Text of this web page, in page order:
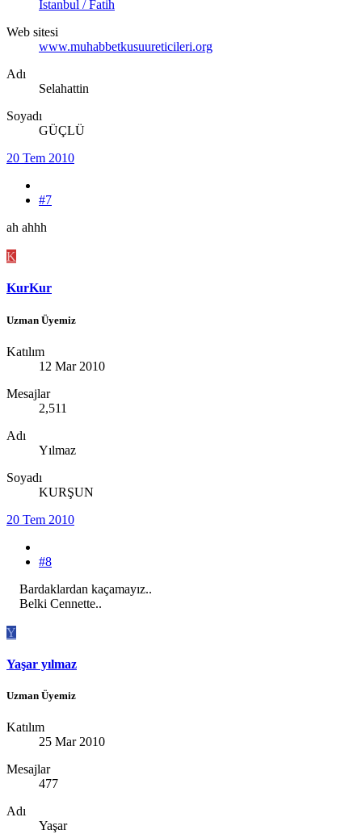
İstanbul / Fatih
Web sitesi
www.muhabbetkusuureticileri.org
Adı
Selahattin
Soyadı
GÜÇLÜ
20 Tem 2010
#7
ah ahhh
K
KurKur
Uzman Üyemiz
Katılım
12 Mar 2010
Mesajlar
2,511
Adı
Yılmaz
Soyadı
KURŞUN
20 Tem 2010
#8
Bardaklardan kaçamayız..
Belki Cennette..
Y
Yaşar yılmaz
Uzman Üyemiz
Katılım
25 Mar 2010
Mesajlar
477
Adı
Yaşar